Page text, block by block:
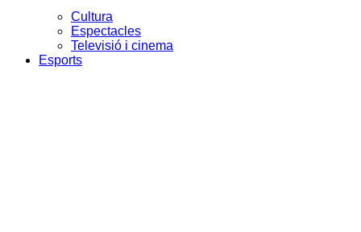
Cultura
Espectacles
Televisió i cinema
Esports